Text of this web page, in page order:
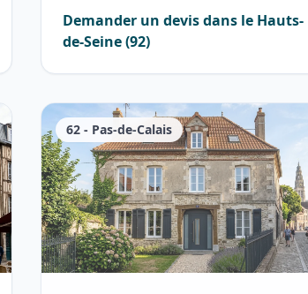
Demander un devis dans le Hauts-
de-Seine(92)
62 - Pas-de-Calais